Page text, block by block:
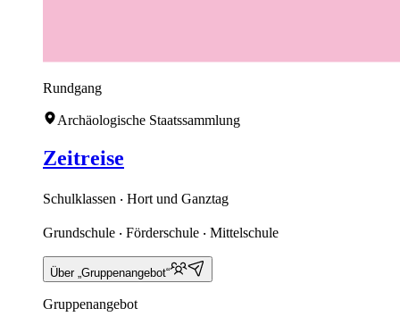
Rundgang
Archäologische Staatssammlung
Zeitreise
Schulklassen ‧ Hort und Ganztag
Grundschule ‧ Förderschule ‧ Mittelschule
Über „Gruppenangebot“
Gruppenangebot